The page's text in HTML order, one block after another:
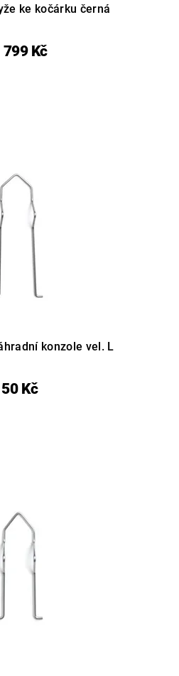
ke kočárku černá
799 Kč
konzole vel. L
50 Kč